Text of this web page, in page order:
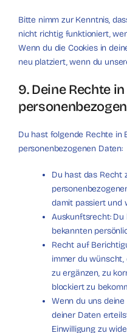
Bitte nimm zur Kenntnis,
nicht richtig funktioniert,
Wenn du die Cookies in
neu platziert, wenn du
9. Deine Rechte
Du hast folgende Rechte in
personenbezogenen Daten:
Du hast das Recht
damit passiert und
Auskunftsrecht:
bekannten
Recht auf
immer du
zu ergänzen, zu
blockiert zu
Wenn du uns
deiner Daten
Einwilligung zu